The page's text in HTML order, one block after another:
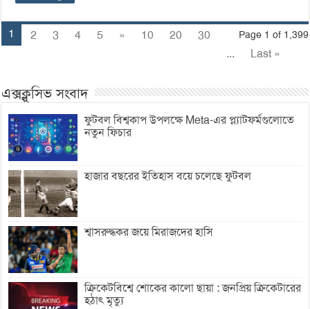
Page 1 of 1,399
1 2 3 4 5 » 10 20
30
...
Last »
এক্সক্লুসিভ সংবাদ
ফুটবল বিশ্বকাপ উপলক্ষে Meta-এর প্ল্যাটফর্মগুলোতে
নতুন ফিচার
হাজার বছরের ইতিহাস বয়ে চলেছে ফুটবল
শ্বাসরুদ্ধকর জয়ে মিরাজদের হাসি
ক্রিকেটবিশ্বে শোকের কালো ছায়া : জনপ্রিয় ক্রিকেটারের
হঠাৎ মৃত্যু